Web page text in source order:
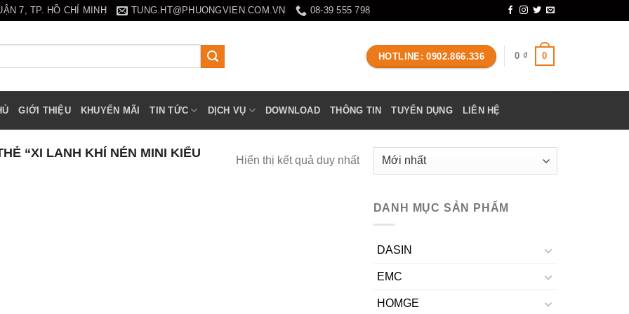
7, TP. HỒ CHÍ MINH TUNG.HT@PHUONGVIEN.COM.VN 08-39 555 798
HOTLINE: 0902.866.336 0 ₫ 0
GIỚI THIỆU KHUYẾN MÃI TIN TỨC DỊCH VỤ DOWNLOAD THÔNG TIN TUYỂN DỤNG LIÊN HỆ
“XI LANH KHÍ NÉN MINI KIỂU
Hiển thị kết quả duy nhất
DANH MỤC SẢN PHẨM
DASIN
EMC
HOMGE